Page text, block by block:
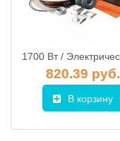
820.39 руб.
В корзину